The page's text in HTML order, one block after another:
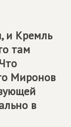
и Кремль
там
Миронов
в